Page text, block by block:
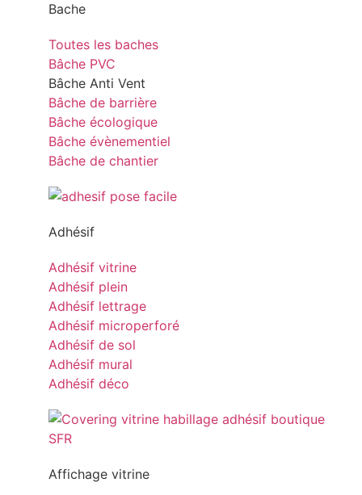
Bache
Toutes les baches
Bâche PVC
Bâche Anti Vent
Bâche de barrière
Bâche écologique
Bâche évènementiel
Bâche de chantier
Adhésif
Adhésif vitrine
Adhésif plein
Adhésif lettrage
Adhésif microperforé
Adhésif de sol
Adhésif mural
Adhésif déco
Affichage vitrine